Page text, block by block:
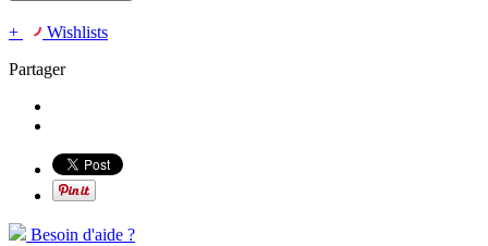
+
Wishlists
Partager
Besoin d'aide ?